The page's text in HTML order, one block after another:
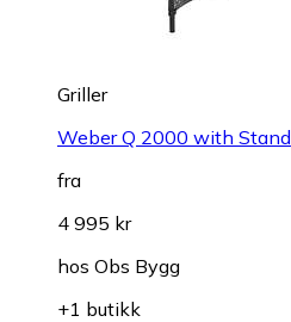
Griller
Weber Q 2000 with Stand
fra
4 995 kr
hos Obs Bygg
+1 butikk